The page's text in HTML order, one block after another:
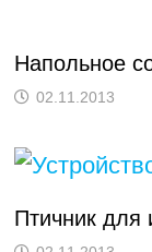
Напольное
02.11.2013
Птичник для